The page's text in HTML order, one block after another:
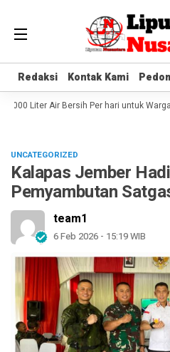
Redaksi Kontak Kami
Redaksi Kontak Kami
Liter Air Bersih Per hari untuk Warga
UNCATEGORIZED
Kalapas Jember
Pemyambutan
team1
6 Feb 2026 - 15:19 WIB